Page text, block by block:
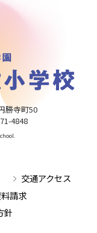
勝寺町50
4848
交通アクセス
請求
針